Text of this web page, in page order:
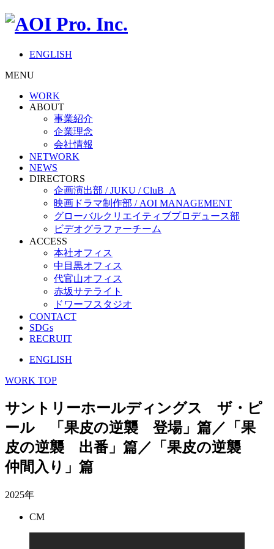
ENGLISH
MENU
WORK
ABOUT
事業紹介
企業理念
会社情報
NETWORK
NEWS
DIRECTORS
企画演出部 / JUKU / CluB_A
映画ドラマ制作部 / AOI MANAGEMENT
グローバルクリエイティブプロデュース部
ビデオグラファーチーム
ACCESS
本社オフィス
中目黒オフィス
代官山オフィス
赤坂サテライト
ドワーフスタジオ
CONTACT
SDGs
RECRUIT
ENGLISH
WORK TOP
サントリーホールディングス ザ・ピ
ール 「果皮の逆襲 登場」篇／「果
皮の逆襲 出番」篇／「果皮の逆襲
仲間入り」篇
2025年
CM